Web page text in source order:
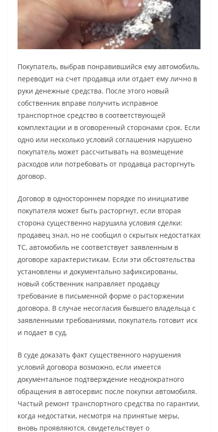
Покупатель, выбрав понравившийся ему автомобиль,
переводит на счет продавца или отдает ему лично в
руки денежные средства. После этого новый
собственник вправе получить исправное
транспортное средство в соответствующей
комплектации и в оговоренный сторонами срок. Если
одно или несколько условий соглашения нарушено
покупатель может рассчитывать на возмещение
расходов или потребовать от продавца расторгнуть
договор.
Договор в одностороннем порядке по инициативе
покупателя может быть расторгнут, если вторая
сторона существенно нарушила условия сделки:
продавец знал, но не сообщил о скрытых недостатках
ТС, автомобиль не соответствует заявленным в
договоре характеристикам. Если эти обстоятельства
установлены и документально зафиксированы,
новый собственник направляет продавцу
требование в письменной форме о расторжении
договора. В случае несогласия бывшего владельца с
заявленными требованиями, покупатель готовит иск
и подает в суд.
В суде доказать факт существенного нарушения
условий договора возможно, если имеется
документальное подтверждение неоднократного
обращения в автосервис после покупки автомобиля.
Частый ремонт транспортного средства по гарантии,
когда недостатки, несмотря на принятые меры,
вновь проявляются, свидетельствует о